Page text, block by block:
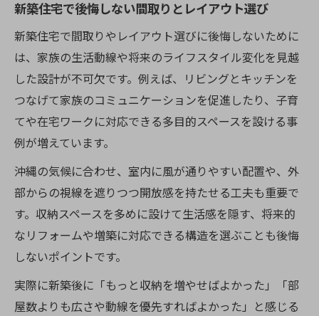
新築住宅で後悔しない間取りとレイアウト選び
新築住宅で間取りやレイアウト選びに後悔しないために
は、家族の生活動線や将来のライフスタイル変化を見越
した設計が不可欠です。例えば、リビングとキッチンを
つなげて家族のコミュニケーションを促進したり、子育
てや在宅ワークに対応できる多目的スペースを設ける事
例が増えています。
沖縄の気候に合わせ、室内に風が通りやすい配置や、外
部からの視線を遮りつつ開放感を持たせる工夫も重要で
す。収納スペースを多めに設けて生活感を隠す、将来的
なリフォームや増築に対応できる構造を選ぶことも後悔
しないポイントです。
実際に新築後に「もっと収納を増やせばよかった」「部
屋数よりも広さや動線を優先すればよかった」と感じる